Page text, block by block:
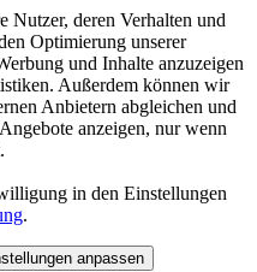
Nutzer, deren Verhalten und
Optimierung unserer
und Inhalte anzuzeigen
Außerdem können wir
Anbietern abgleichen und
anzeigen, nur wenn
in den Einstellungen
.
anpassen